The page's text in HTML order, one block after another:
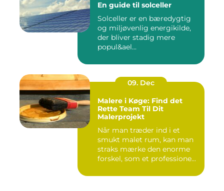
En guide til solceller
Solceller er en bæredygtig
og miljøvenlig energikilde,
der bliver stadig mere
popul&ael...
09. Dec
Malere i Køge: Find det
Rette Team Til Dit
Malerprojekt
Når man træder ind i et
smukt malet rum, kan man
straks mærke den enorme
forskel, som et professione...